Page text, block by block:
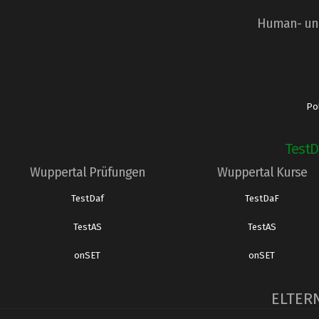
Human-
Wuppertal Prüfungen
TestDaf
TestAS
onSET
Wuppertal Kurse
TestDaF
TestAS
onSET